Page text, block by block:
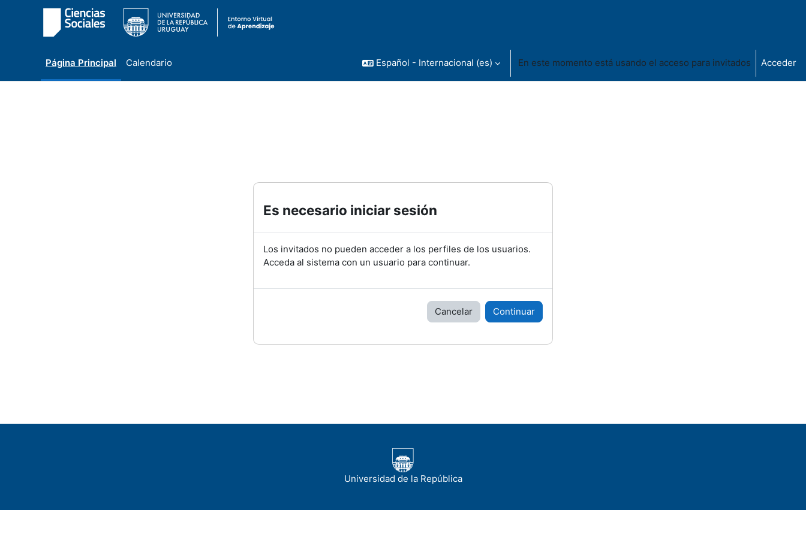
Página Principal Calendario Español - Internacional ‎(es)‎ En este momento está usando el acceso para invitados Acceder
Es necesario iniciar sesión
Los invitados no pueden acceder a los perfiles de los usuarios.
Acceda al sistema con un usuario para continuar.
Cancelar Continuar
Universidad de la República